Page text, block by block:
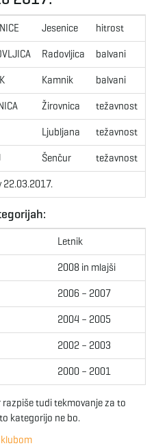
v
Jesenice hitrost
Radovljica balvani
Kamnik balvani
Žirovnica težavnost
Ljubljana težavnost
Šenčur težavnost
22.03.2017.
Letnik
2008 in mlajši
2006 – 2007
2004 – 2005
2002 – 2003
2000 – 2001
tudi tekmovanje za to
kategorijo ne bo.